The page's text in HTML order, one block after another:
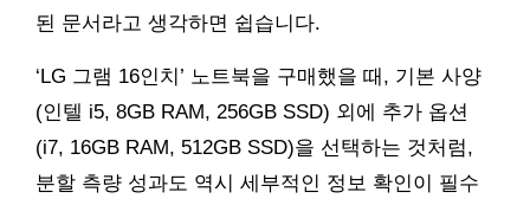
된 문서라고 생각하면 쉽습니다.
‘LG 그램 16인치’ 노트북을 구매했을 때, 기본 사양
(인텔 i5, 8GB RAM, 256GB SSD) 외에 추가 옵션
(i7, 16GB RAM, 512GB SSD)을 선택하는 것처럼,
분할 측량 성과도 역시 세부적인 정보 확인이 필수